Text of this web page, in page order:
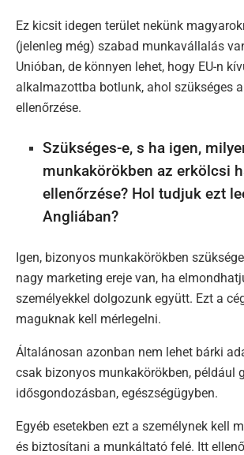
Ez kicsit idegen terület nekünk
(jelenleg még) szabad munkavállalás
Unióban, de könnyen lehet, hogy EU-n
alkalmazottba botlunk, ahol szükséges
ellenőrzése.
Szükséges-e, s ha igen,
munkakörökben az erkölcsi
ellenőrzése? Hol tudjuk ezt
Angliában?
Igen, bizonyos munkakörökben
nagy marketing ereje van, ha
személyekkel dolgozunk együtt. Ezt a
maguknak kell mérlegelni.
Általánosan azonban nem lehet bárki
csak bizonyos munkakörökben, például
idősgondozásban, egészségügyben.
Egyéb esetekben ezt a személynek kell
és biztosítani a munkáltató felé. Itt